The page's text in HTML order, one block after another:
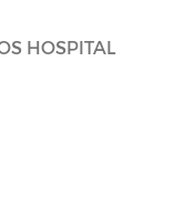
HOSPITAL